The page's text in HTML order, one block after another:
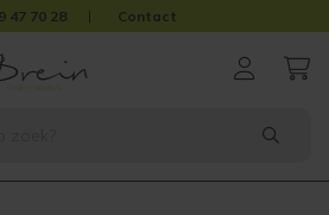
47 70 28 Contact